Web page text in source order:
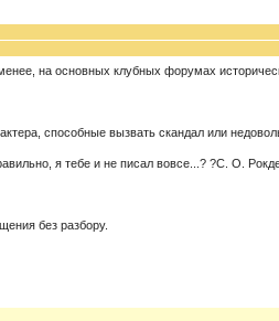
на основных клубных форумах
способные вызвать скандал или
я тебе и не писал вовсе...? ?С. О.
без разбору.